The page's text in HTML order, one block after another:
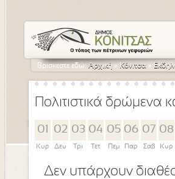
Βρίσκεστε εδώ:Αρχική » Κόνιτσα »
Πολιτιστικά δρώμενα
01
Κυρ
02
Δευ
03
Τρι
04
Τετ
05
Πεμ
06
Παρ
07
Σαβ
08
Κυρ
Δεν υπάρχουν